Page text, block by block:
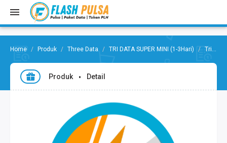
Produk Three Data TRI DATA SUPER MINI (1-3Hari) Tri Happy 1.5GB Nat/2GB Lokal,1Hr
Produk Detail